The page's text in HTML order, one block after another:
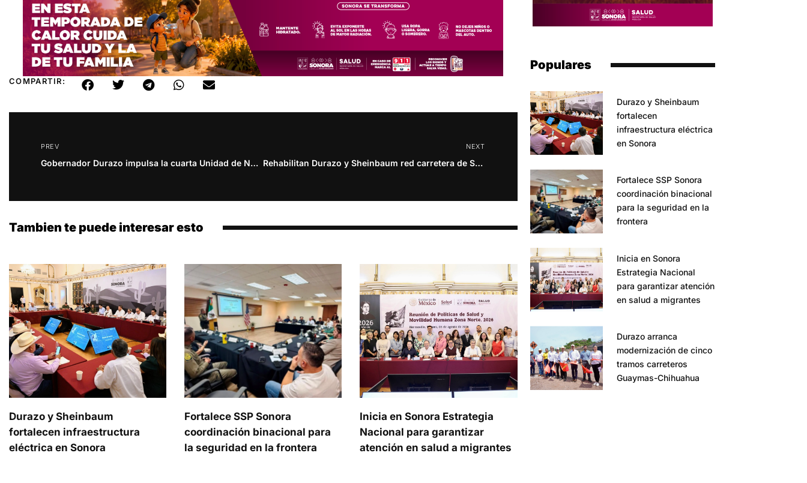
COMPARTIR:
PREV
Gobernador Durazo impulsa la cuarta Unidad de Neurodesarrollo en Sonora
NEXT
Rehabilitan Durazo y Sheinbaum red carretera de Sonora
Tambien te puede interesar esto
Durazo y Sheinbaum
fortalecen infraestructura
eléctrica en Sonora
Fortalece SSP Sonora
coordinación binacional para
la seguridad en la frontera
Inicia en Sonora Estrategia
Nacional para garantizar
atención en salud a migrantes
Populares
Durazo y Sheinbaum
fortalecen
infraestructura eléctrica
en Sonora
Fortalece SSP Sonora
coordinación binacional
para la seguridad en la
frontera
Inicia en Sonora
Estrategia Nacional
para garantizar atención
en salud a migrantes
Durazo arranca
modernización de cinco
tramos carreteros
Guaymas-Chihuahua